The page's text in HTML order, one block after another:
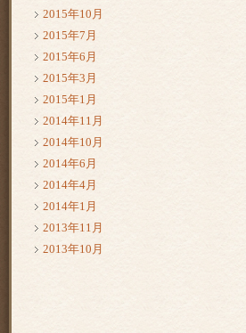
2015年10月
2015年7月
2015年6月
2015年3月
2015年1月
2014年11月
2014年10月
2014年6月
2014年4月
2014年1月
2013年11月
2013年10月